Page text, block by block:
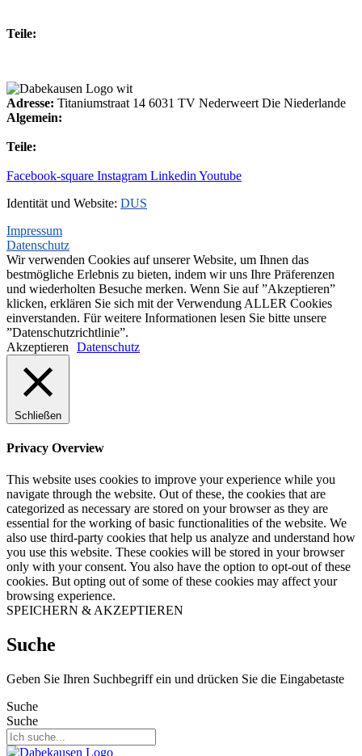
Teile:
Adresse: Titaniumstraat 14 6031 TV Nederweert Die Niederlande
Algemein:
Teile:
Facebook-square Instagram Linkedin Youtube
Identität und Website: DUS
Impressum
Datenschutz
Wir verwenden Cookies auf unserer Website, um Ihnen das
bestmögliche Erlebnis zu bieten, indem wir uns Ihre Präferenzen
und wiederholten Besuche merken. Wenn Sie auf ”Akzeptieren”
klicken, erklären Sie sich mit der Verwendung ALLER Cookies
einverstanden. Für weitere Informationen lesen Sie bitte unsere
”Datenschutzrichtlinie”.
Akzeptieren
Datenschutz
Schließen
Privacy Overview
This website uses cookies to improve your experience while you
navigate through the website. Out of these, the cookies that are
categorized as necessary are stored on your browser as they are
essential for the working of basic functionalities of the website. We
also use third-party cookies that help us analyze and understand how
you use this website. These cookies will be stored in your browser
only with your consent. You also have the option to opt-out of these
cookies. But opting out of some of these cookies may affect your
browsing experience.
SPEICHERN & AKZEPTIEREN
Suche
Geben Sie Ihren Suchbegriff ein und drücken Sie die Eingabetaste
Suche
Suche